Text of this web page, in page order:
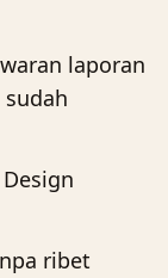
laporan
ribet